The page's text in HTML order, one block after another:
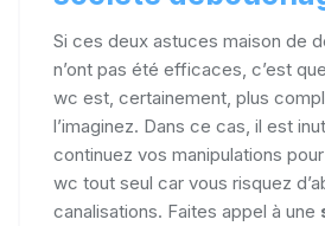
Si ces deux astuces maison de
n’ont pas été efficaces, c’est
wc est, certainement, plus
l’imaginez. Dans ce cas, il est
continuez vos manipulations
wc tout seul car vous risquez
canalisations. Faites appel à une